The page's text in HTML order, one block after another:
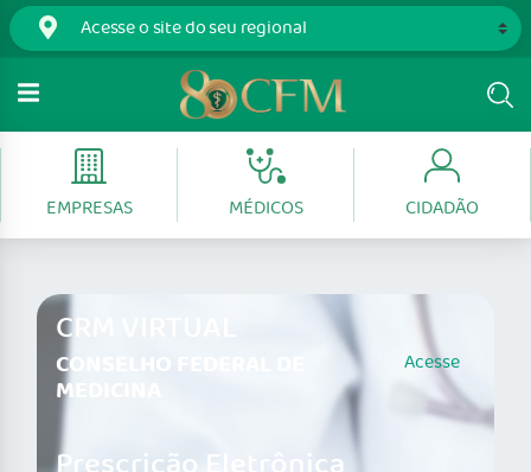
EMPRESAS MÉDICOS CIDADÃO
CRM VIRTUAL
CONSELHO FEDERAL DE
MEDICINA
Acesse